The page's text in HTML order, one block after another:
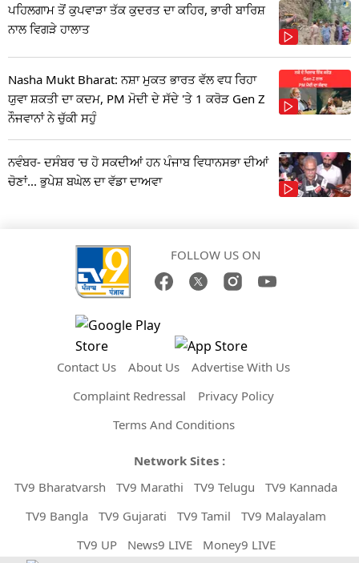
ਪਹਿਲਗਾਮ ਤੋਂ ਕੁਪਵਾੜਾ ਤੱਕ ਕੁਦਰਤ ਦਾ ਕਹਿਰ, ਭਾਰੀ ਬਾਰਿਸ਼
ਨਾਲ ਵਿਗੜੇ ਹਾਲਾਤ
Nasha Mukt Bharat: ਨਸ਼ਾ ਮੁਕਤ ਭਾਰਤ ਵੱਲ ਵਧ ਰਿਹਾ
ਯੁਵਾ ਸ਼ਕਤੀ ਦਾ ਕਦਮ, PM ਮੋਦੀ ਦੇ ਸੱਦੇ 'ਤੇ 1 ਕਰੋੜ Gen Z
ਨੌਜਵਾਨਾਂ ਨੇ ਚੁੱਕੀ ਸਹੁੰ
ਨਵੰਬਰ- ਦਸੰਬਰ 'ਚ ਹੋ ਸਕਦੀਆਂ ਹਨ ਪੰਜਾਬ ਵਿਧਾਨਸਭਾ ਦੀਆਂ
ਚੋਣਾਂ... ਭੁਪੇਸ਼ ਬਘੇਲ ਦਾ ਵੱਡਾ ਦਾਅਵਾ
FOLLOW US ON
Contact Us About Us
Advertise With Us
Complaint Redressal
Privacy Policy
Terms And Conditions
Network Sites :
TV9 Bharatvarsh
TV9 Marathi TV9 Telugu
TV9 Kannada
TV9 Bangla
TV9 Gujarati TV9 Tamil
TV9 Malayalam
TV9 UP
News9 LIVE Money9 LIVE